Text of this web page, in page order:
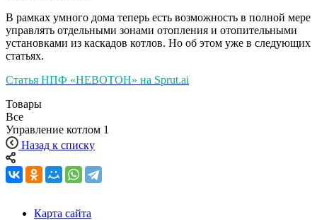
В рамках умного дома теперь есть возможность в полной мере
управлять отдельными зонами отопления и отопительными
установками из каскадов котлов. Но об этом уже в следующих
статьях.
Статья НПФ «НЕВОТОН» на Sprut.ai
Товары
Все
Управление котлом 1
Назад к списку
Карта сайта